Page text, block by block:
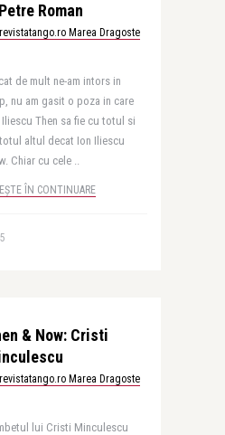
Roman
revistatango.ro Marea Dragoste
de mult ne-am intors in
nu am gasit o poza in care
Iliescu Then sa fie cu totul si
altul decat Ion Iliescu
Chiar cu cele ..
ÎN CONTINUARE
& Now: Cristi
revistatango.ro Marea Dragoste
lui Cristi Minculescu